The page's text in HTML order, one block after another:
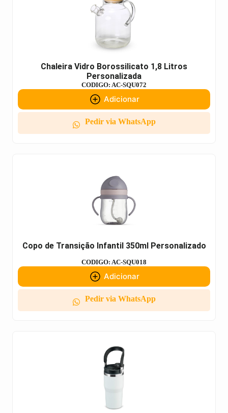
Chaleira Vidro Borossilicato 1,8 Litros
Personalizada
CODIGO: AC-SQU072
Adicionar
Pedir via WhatsApp
Copo de Transição Infantil 350ml Personalizado
CODIGO: AC-SQU018
Adicionar
Pedir via WhatsApp